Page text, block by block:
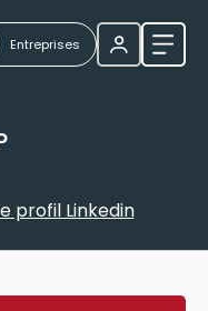
Entreprises
avec votre
profil Linkedin